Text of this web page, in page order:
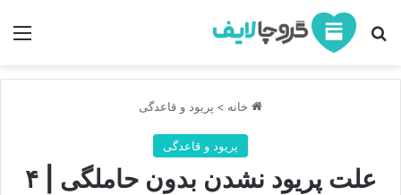
جستجو برای
خانه > پریود و قاعدگی
پریود و قاعدگی
علت پریود نشدن بدون حاملگی | ۴